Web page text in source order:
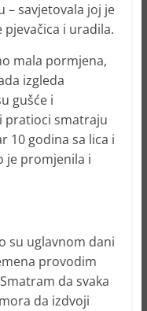
– savjetovala joj je
i uradila.
mala pormjena,
izgleda
gušće i
pratioci smatraju
10 godina sa lica i
je promjenila i
su uglavnom dani
provodim
da svaka
da izdvoji